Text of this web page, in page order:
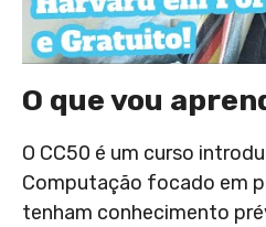
O que vou
O CC50 é um curso
Computação focado em
tenham conhecimento